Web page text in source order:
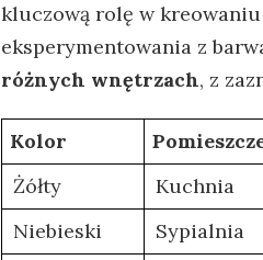
⁢kluczową‍ rolę w⁢
eksperymentowania ⁤z
różnych ⁤wnętrzach, z
Kolor
Żółty
Kuchnia
Niebieski
Sypialnia